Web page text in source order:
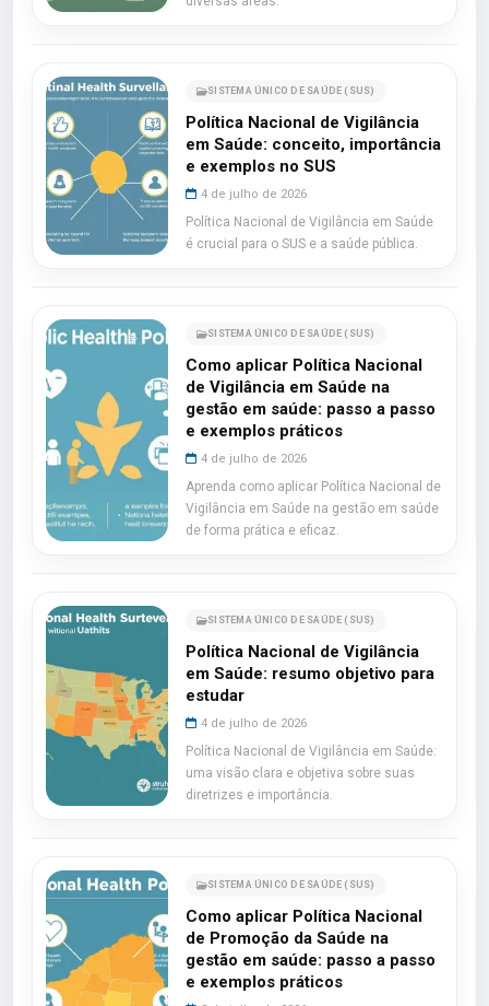
SISTEMA ÚNICO DE SAÚDE (SUS)
Política Nacional de Vigilância
em Saúde: conceito, importância
e exemplos no SUS
4 de julho de 2026
Política Nacional de Vigilância em Saúde
é crucial para o SUS e a saúde pública.
SISTEMA ÚNICO DE SAÚDE (SUS)
Como aplicar Política Nacional
de Vigilância em Saúde na
gestão em saúde: passo a passo
e exemplos práticos
4 de julho de 2026
Aprenda como aplicar Política Nacional de
Vigilância em Saúde na gestão em saúde
de forma prática e eficaz.
SISTEMA ÚNICO DE SAÚDE (SUS)
Política Nacional de Vigilância
em Saúde: resumo objetivo para
estudar
4 de julho de 2026
Política Nacional de Vigilância em Saúde:
uma visão clara e objetiva sobre suas
diretrizes e importância.
SISTEMA ÚNICO DE SAÚDE (SUS)
Como aplicar Política Nacional
de Promoção da Saúde na
gestão em saúde: passo a passo
e exemplos práticos